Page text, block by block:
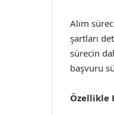
Alım
şartları
sürecin
başvuru
Özellikle